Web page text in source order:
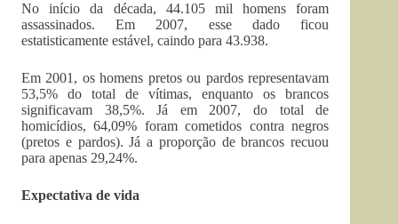
No início da década, 44.105 mil homens foram
assassinados. Em 2007, esse dado ficou
estatisticamente estável, caindo para 43.938.
Em 2001, os homens pretos ou pardos representavam
53,5% do total de vítimas, enquanto os brancos
significavam 38,5%. Já em 2007, do total de
homicídios, 64,09% foram cometidos contra negros
(pretos e pardos). Já a proporção de brancos recuou
para apenas 29,24%.
Expectativa de vida